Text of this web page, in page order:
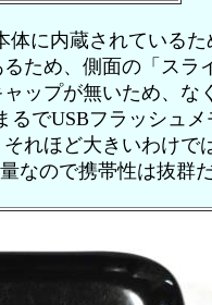
に内蔵されている
ため、側面の「スラ
ップが無いため、な
るでUSBフラッシュ
れほど大きいわけで
なので携帯性は抜群だ